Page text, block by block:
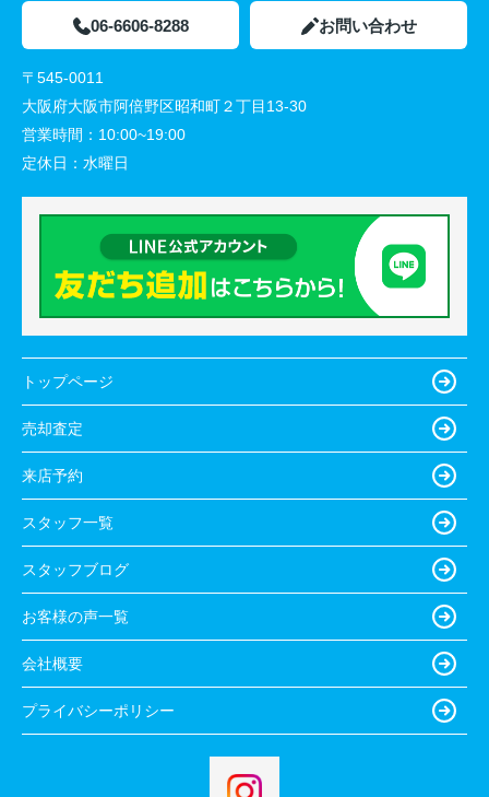
06-6606-8288 お問い合わせ
〒545-0011
大阪府大阪市阿倍野区昭和町２丁目13-30
営業時間： 10:00~19:00
定休日： 水曜日
トップページ
売却査定
来店予約
スタッフ一覧
スタッフブログ
お客様の声一覧
会社概要
プライバシーポリシー